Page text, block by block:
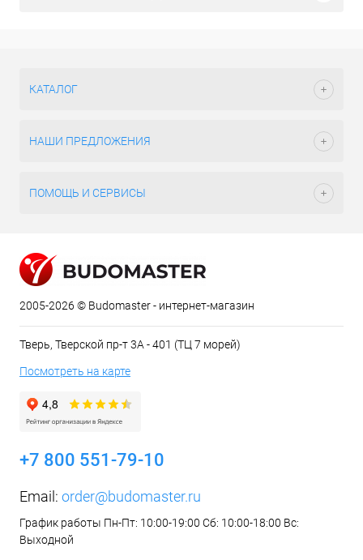
КАТАЛОГ
НАШИ ПРЕДЛОЖЕНИЯ
ПОМОЩЬ И СЕРВИСЫ
2005-2026 © Budomaster - интернет-магазин
Тверь, Тверской пр-т 3А - 401 (ТЦ 7 морей)
Посмотреть на карте
+7 800 551-79-10
Email: order@budomaster.ru
График работы Пн-Пт: 10:00-19:00 Сб: 10:00-18:00 Вс:
Выходной